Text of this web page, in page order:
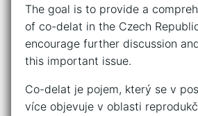
The goal is to provide a
of co-delat in the Czech
encourage further discussion
this important issue.
Co-delat je pojem, který se v
více objevuje v oblasti